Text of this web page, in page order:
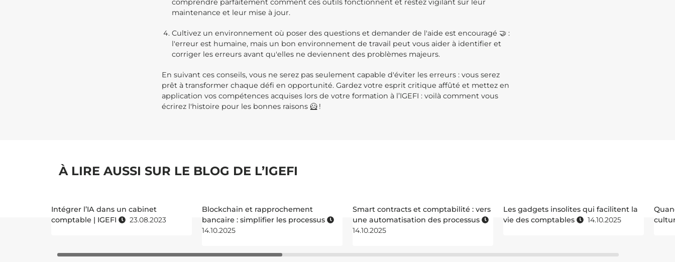
comprendre parfaitement comment ces outils fonctionnent et restez vigilant sur leur
maintenance et leur mise à jour.
Cultivez un environnement où poser des questions et demander de l'aide est encouragé 🤝 :
l'erreur est humaine, mais un bon environnement de travail peut vous aider à identifier et
corriger les erreurs avant qu'elles ne deviennent des problèmes majeurs.
En suivant ces conseils, vous ne serez pas seulement capable d'éviter les erreurs : vous serez
prêt à transformer chaque défi en opportunité. Gardez votre esprit critique affûté et mettez en
application vos compétences acquises lors de votre formation à l’IGEFI : voilà comment vous
écrirez l'histoire pour les bonnes raisons 🦸 !
À LIRE AUSSI SUR LE BLOG DE L’IGEFI
Intégrer l’IA dans un cabinet
comptable | IGEFI
23.08.2023
Blockchain et rapprochement
bancaire : simplifier les processus
14.10.2025
Smart contracts et comptabilité : vers
une automatisation des processus
14.10.2025
Les gadgets insolites qui facilitent la
vie des comptables
14.10.2025